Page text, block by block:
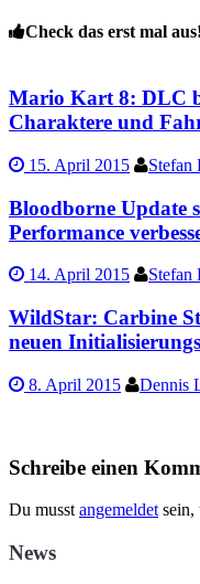
Check das erst mal aus!
Mario Kart 8: DLC
Charaktere und
15. April 2015 Stefan
Bloodborne Update
Performance
14. April 2015 Stefan
WildStar: Carbine
neuen
8. April 2015 Dennis
Schreibe einen
Du musst angemeldet sein,
News